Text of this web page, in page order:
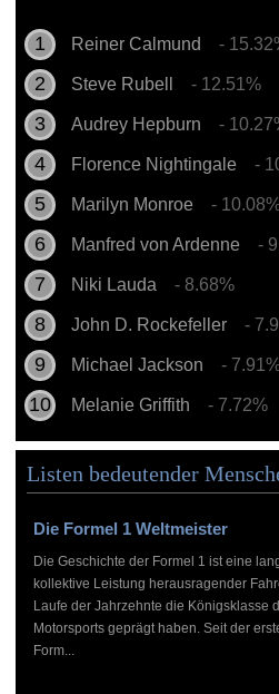
Reiner Calmund -
Steve Rubell - 12.51%
Audrey Hepburn -
Florence Nightingale -
Marilyn Monroe -
Manfred von Ardenne -
Niki Lauda - 8.68%
John D. Rockefeller -
Michael Jackson -
Melanie Griffith - 7.72%
Listen bedeutender
Die Formel 1 Weltmeister
Die Geschichte der Formel 1 ist eine
kollektive Leistung herausragender
Laufe der Jahrzehnte die Königsklasse
Motorsports geprägt haben. Seit der
Form...